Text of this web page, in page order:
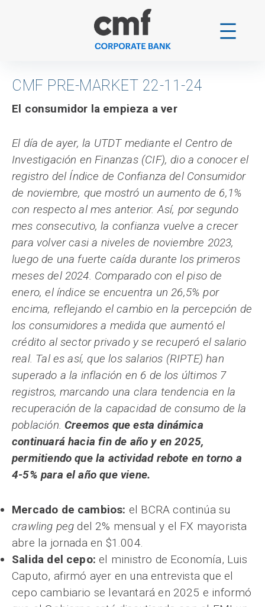
CMF PRE-MARKET 22-11-24
El consumidor la empieza a ver
El día de ayer, la UTDT mediante el Centro de
Investigación en Finanzas (CIF), dio a conocer el
registro del Índice de Confianza del Consumidor
de noviembre, que mostró un aumento de 6,1%
con respecto al mes anterior. Así, por segundo
mes consecutivo, la confianza vuelve a crecer
para volver casi a niveles de noviembre 2023,
luego de una fuerte caída durante los primeros
meses del 2024. Comparado con el piso de
enero, el índice se encuentra un 26,5% por
encima, reflejando el cambio en la percepción de
los consumidores a medida que aumentó el
crédito al sector privado y se recuperó el salario
real. Tal es así, que los salarios (RIPTE) han
superado a la inflación en 6 de los últimos 7
registros, marcando una clara tendencia en la
recuperación de la capacidad de consumo de la
población.Creemos que esta dinámica
continuará hacia fin de año y en 2025,
permitiendo que la actividad rebote en torno a
4-5% para el año que viene.
Mercado de cambios: el BCRA continúa su
crawling peg del 2% mensual y el FX mayorista
abre la jornada en $1.004.
Salida del cepo: el ministro de Economía, Luis
Caputo, afirmó ayer en una entrevista que el
cepo cambiario se levantará en 2025 e informó